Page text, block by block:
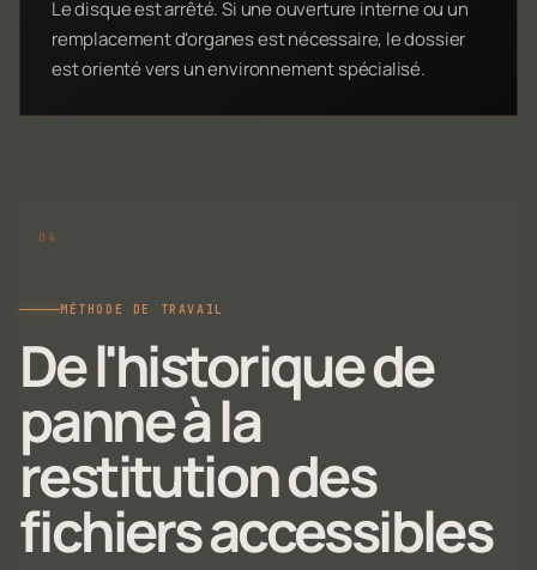
Le disque est arrêté. Si une ouverture interne ou un
remplacement d'organes est nécessaire, le dossier
est orienté vers un environnement spécialisé.
MÉTHODE DE TRAVAIL
De l'historique de
panne à la
restitution des
fichiers accessibles